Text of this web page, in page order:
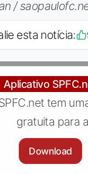
/
esta notícia:
Aplicativo
tem
gratuita para
Download